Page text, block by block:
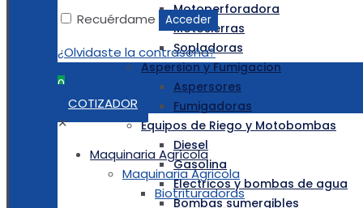
Motoperforadora
Motosierras
Sopladoras
Aspersion y Fumigacion
Aspersores
Fumigadoras
Equipos de Riego y Motobombas
Diesel
Gasolina
Electricos y bombas de agua
Bombas sumergibles
Recuérdame
Acceder
¿Olvidaste la contraseña?
0
COTIZADOR
✕
Maquinaria Agrícola
Maquinaria Agricola
Biotrituradoras